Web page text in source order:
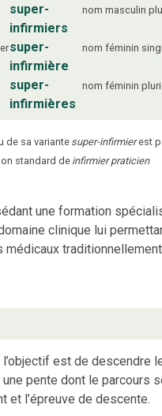
super-
infirmiers
nom masculin
super-
infirmière
nom féminin
super-
infirmières
nom féminin
de sa variante super-infirmierest
standard de infirmier praticien
une formation
clinique lui
médicaux traditionnellement
est de descendre
pente dont le parcours
et l’épreuve de descente.